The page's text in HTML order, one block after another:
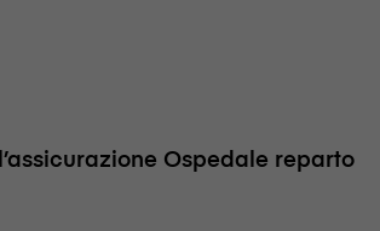
Ospedale reparto